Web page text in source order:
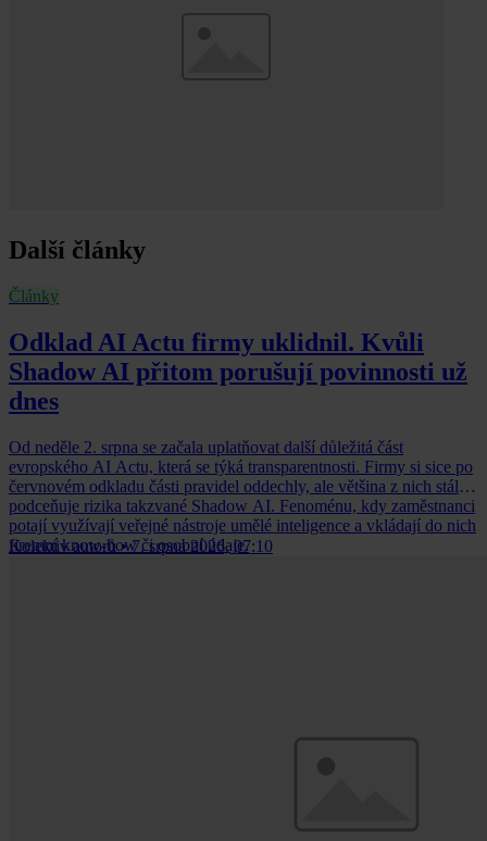
Další články
Články
Odklad AI Actu firmy uklidnil. Kvůli
Shadow AI přitom porušují povinnosti už
dnes
Od neděle 2. srpna se začala uplatňovat další důležitá část
evropského AI Actu, která se týká transparentnosti. Firmy si sice po
červnovém odkladu části pravidel oddechly, ale většina z nich stále
podceňuje rizika takzvané Shadow AI. Fenoménu, kdy zaměstnanci
potají využívají veřejné nástroje umělé inteligence a vkládají do nich
firemní know-how či osobní údaje.
Kolektiv autorů • 7. srpna 2026, 07:10